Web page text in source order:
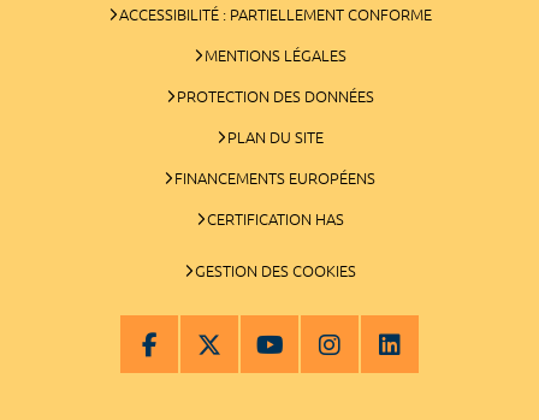
ACCESSIBILITÉ : PARTIELLEMENT CONFORME
MENTIONS LÉGALES
PROTECTION DES DONNÉES
PLAN DU SITE
FINANCEMENTS EUROPÉENS
CERTIFICATION HAS
GESTION DES COOKIES